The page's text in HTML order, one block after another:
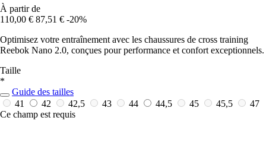
À partir de
110,00 € 87,51 € -20%
Optimisez votre entraînement avec les chaussures de cross training
Reebok Nano 2.0, conçues pour performance et confort exceptionnels.
Taille
*
Guide des tailles
41
42 42,5 43 44 44,5 45 45,5
47
Ce champ est requis